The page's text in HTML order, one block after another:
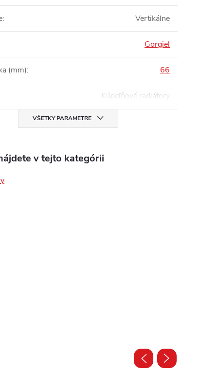
: Vertikálne
Gorgiel
(mm): 66
Kúpeľňové radiátory
VŠETKY PARAMETRE
v tejto kategórii